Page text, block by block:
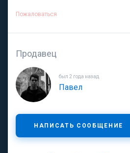
Пожаловаться
Продавец
был 2 года назад
Павел
НАПИСАТЬ СООБЩЕНИЕ